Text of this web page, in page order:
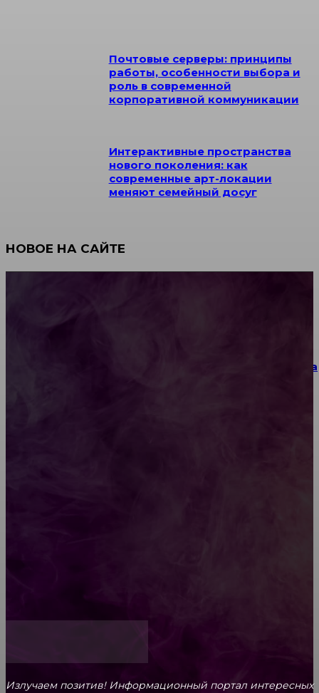
Почтовые серверы: принципы
работы, особенности выбора и
роль в современной
корпоративной коммуникации
Интерактивные пространства
нового поколения: как
современные арт-локации
меняют семейный досуг
НОВОЕ НА САЙТЕ
Как выбрать место для проведения корпоратива
Излучаем позитив! Информационный портал интересных